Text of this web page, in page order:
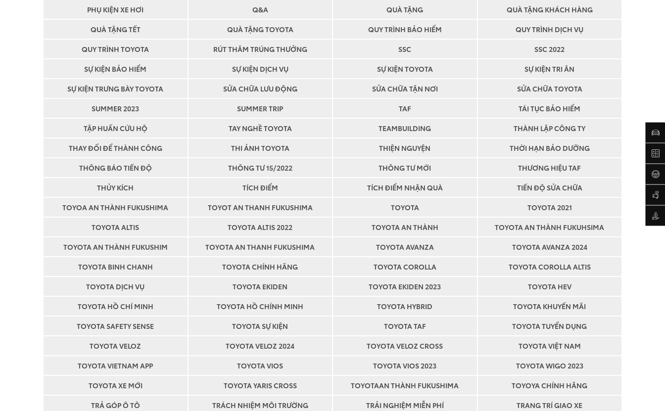
ĐỘI NGŨ TƯ VẤN
TOYOTA AN THÀNH
FUKUSHIMA
Tôi xác nhận rằng Toyota An Thành
Fukushima có thể gửi cho tôi thêm thông tin về
Tôi đã đọc và đồng ý với các
Điều khoản sử
Fukushima
GỬI NGAY
PHỤ KIỆN XE HƠI
Q&A QUÀ TẶNG
QUÀ TẶNG KHÁCH HÀNG
QUÀ TẶNG TẾT
QUÀ TẶNG TOYOTA QUY TRÌNH BẢO HIỂM
QUY TRÌNH DỊCH VỤ
QUY TRÌNH TOYOTA
RÚT THĂM TRÚNG THƯỞNG SSC
SSC 2022
SỰ KIỆN BẢO HIỂM
SỰ KIỆN DỊCH VỤ SỰ KIỆN TOYOTA
SỰ KIỆN TRI ÂN
SỰ KIỆN TRƯNG BÀY TOYOTA
SỬA CHỮA LƯU ĐỘNG SỬA CHỮA TẬN NƠI
SỬA CHỮA TOYOTA
SUMMER 2023
SUMMER TRIP TAF
TÁI TỤC BẢO HIỂM
TẬP HUẤN CỨU HỘ
TAY NGHỀ TOYOTA TEAMBUILDING
THÀNH LẬP CÔNG TY
THAY ĐỔI ĐỂ THÀNH CÔNG
THI ẢNH TOYOTA THIỆN NGUYỆN
THỜI HẠN BẢO DƯỠNG
THÔNG BÁO TIẾN ĐỘ
THÔNG TƯ 15/2022 THÔNG TƯ MỚI
THƯƠNG HIỆU TAF
THỦY KÍCH
TÍCH ĐIỂM TÍCH ĐIỂM NHẬN QUÀ
TIẾN ĐỘ SỬA CHỮA
TOYOA AN THÀNH FUKUSHIMA
TOYOT AN THANH FUKUSHIMA TOYOTA
TOYOTA 2021
TOYOTA ALTIS
TOYOTA ALTIS 2022 TOYOTA AN THÀNH
TOYOTA AN THÀNH FUKUHSIMA
TOYOTA AN THÀNH FUKUSHIM
TOYOTA AN THANH FUKUSHIMA TOYOTA AVANZA
TOYOTA AVANZA 2024
TOYOTA BINH CHANH
TOYOTA CHÍNH HÃNG TOYOTA COROLLA
TOYOTA COROLLA ALTIS
TOYOTA DỊCH VỤ
TOYOTA EKIDEN TOYOTA EKIDEN 2023
TOYOTA HEV
TOYOTA HỒ CHÍ MINH
TOYOTA HỒ CHÍNH MINH TOYOTA HYBRID
TOYOTA KHUYẾN MÃI
TOYOTA SAFETY SENSE
TOYOTA SỰ KIỆN TOYOTA TAF
TOYOTA TUYỂN DỤNG
TOYOTA VELOZ
TOYOTA VELOZ 2024 TOYOTA VELOZ CROSS
TOYOTA VIỆT NAM
TOYOTA VIETNAM APP
TOYOTA VIOS TOYOTA VIOS 2023
TOYOTA WIGO 2023
TOYOTA XE MỚI
TOYOTA YARIS CROSS TOYOTAAN THÀNH FUKUSHIMA
TOYOYA CHÍNH HÃNG
TRẢ GÓP Ô TÔ
TRÁCH NHIỆM MÔI TRƯỜNG TRẢI NGHIỆM MIỄN PHÍ
TRANG TRÍ GIAO XE